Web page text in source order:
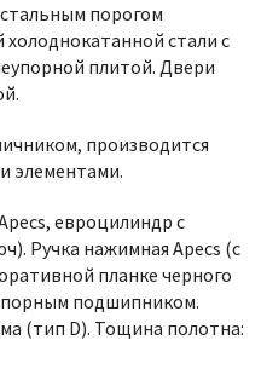
порогом
стали с
плитой. Двери
производится
элементами.
, евроцилиндр с
Ручка нажимная Apecs (с
планке черного
подшипником.
(тип D). Тощина полотна: